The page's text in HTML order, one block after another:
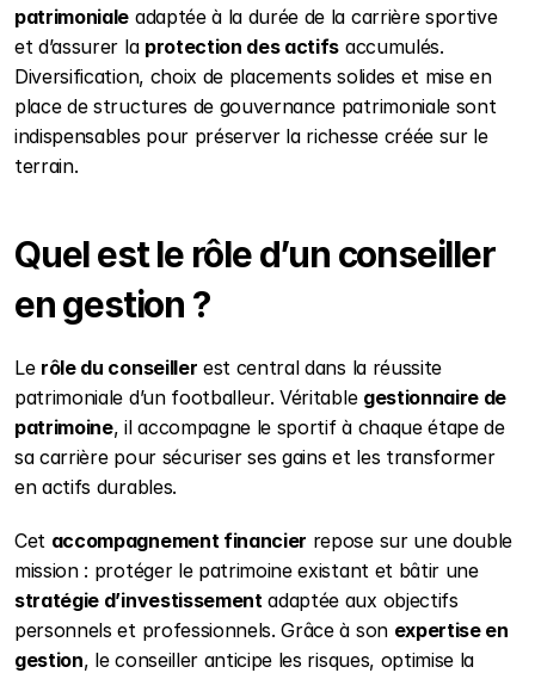
patrimoniale adaptée à la durée de la carrière sportive
et d’assurer la protection des actifs accumulés.
Diversification, choix de placements solides et mise en
place de structures de gouvernance patrimoniale sont
indispensables pour préserver la richesse créée sur le
terrain.
Quel est le rôle d’un conseiller
en gestion ?
Le rôle du conseiller est central dans la réussite
patrimoniale d’un footballeur. Véritable gestionnaire de
patrimoine, il accompagne le sportif à chaque étape de
sa carrière pour sécuriser ses gains et les transformer
en actifs durables.
Cet accompagnement financier repose sur une double
mission : protéger le patrimoine existant et bâtir une
stratégie d’investissement adaptée aux objectifs
personnels et professionnels. Grâce à son expertise en
gestion, le conseiller anticipe les risques, optimise la